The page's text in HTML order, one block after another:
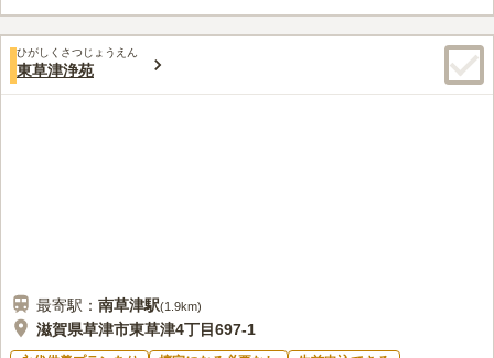
で食べることが多い。みはらしがいいので天気がよいととても気持ちがよ
い。
ひがしくさつじょうえん
東草津浄苑
最寄駅： 南草津駅(1.9km)
滋賀県草津市東草津4丁目697-1